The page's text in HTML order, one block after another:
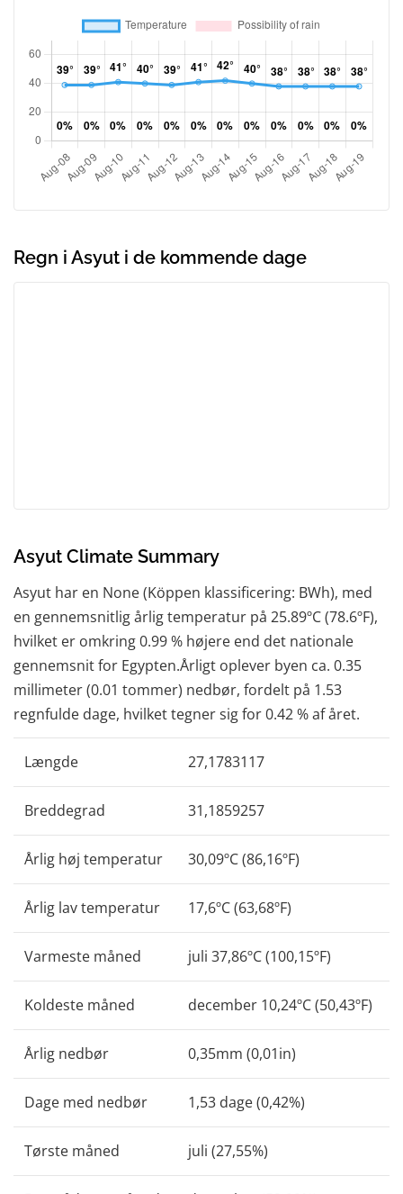
Regn i Asyut i de kommende dage
Asyut Climate Summary
Asyut har en None (Köppen klassificering: BWh), med
en gennemsnitlig årlig temperatur på 25.89ºC (78.6ºF),
hvilket er omkring 0.99 % højere end det nationale
gennemsnit for Egypten.Årligt oplever byen ca. 0.35
millimeter (0.01 tommer) nedbør, fordelt på 1.53
regnfulde dage, hvilket tegner sig for 0.42 % af året.
Længde 27,1783117
Breddegrad 31,1859257
Årlig høj temperatur 30,09ºC (86,16ºF)
Årlig lav temperatur 17,6ºC (63,68ºF)
Varmeste måned juli 37,86ºC (100,15ºF)
Koldeste måned december 10,24ºC (50,43ºF)
Årlig nedbør 0,35mm (0,01in)
Dage med nedbør 1,53 dage (0,42%)
Tørste måned juli (27,55%)